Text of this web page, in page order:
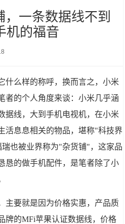
一条数据线不到
机的福音
什么样的称呼，换而言之，小米
者的个人角度来谈：小米几乎涵
据线，大到手机电视机，在小米
活息息相关的物品，堪称"科技界
也被业界称为"杂货铺"，这家品
恳的做手机配件，是笔者除了小
主要就是因为价格实惠，产品质
牌的MFi苹果认证数据线，价格